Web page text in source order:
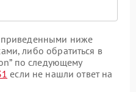
приведенными ниже
либо обратиться в
по следующему
если не нашли ответ на